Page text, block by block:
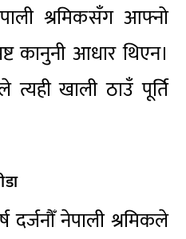
श्रमिकसँग आफ्नो
कानुनी आधार थिएन।
खाली ठाउँ पूर्ति
दर्जनौँ नेपाली श्रमिकले